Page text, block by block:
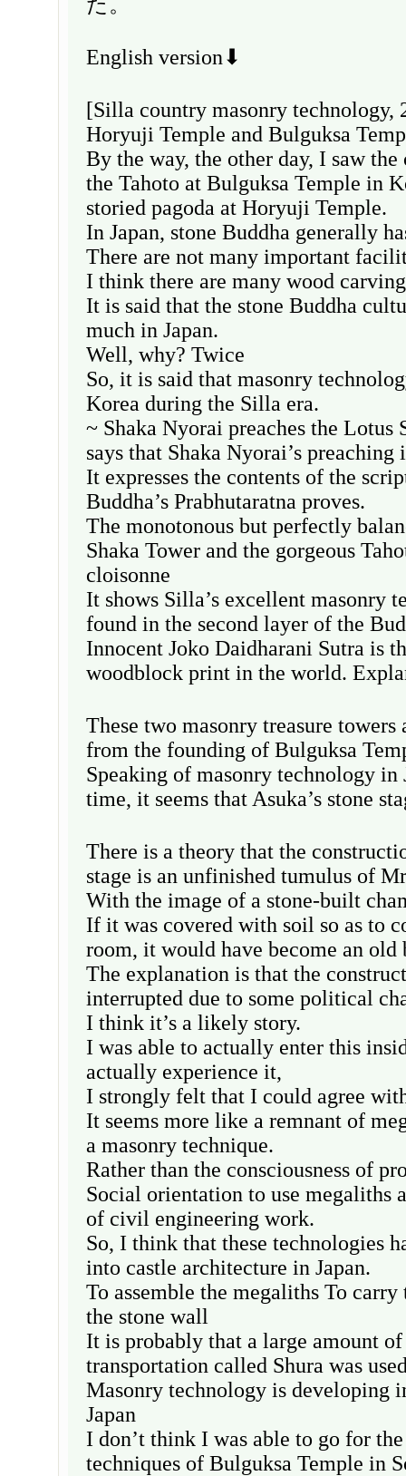
English version⬇
[Silla country masonry technology,
Horyuji Temple and Bulguksa
By the way, the other day, I saw the
the Tahoto at Bulguksa Temple in
storied pagoda at Horyuji Temple.
In Japan, stone Buddha generally
There are not many important
I think there are many wood
It is said that the stone Buddha
much in Japan.
Well, why? Twice
So, it is said that masonry
Korea during the Silla era.
~ Shaka Nyorai preaches the Lotus
says that Shaka Nyorai’s preaching
It expresses the contents of the
Buddha’s Prabhutaratna proves.
The monotonous but perfectly
Shaka Tower and the gorgeous
cloisonne
It shows Silla’s excellent masonry
found in the second layer of the
Innocent Joko Daidharani Sutra is
woodblock print in the world.
These two masonry treasure towers
from the founding of Bulguksa
Speaking of masonry technology in
time, it seems that Asuka’s stone
There is a theory that the
stage is an unfinished tumulus of
With the image of a stone-built
If it was covered with soil so as to
room, it would have become an old
The explanation is that the
interrupted due to some political
I think it’s a likely story.
I was able to actually enter this
actually experience it,
I strongly felt that I could agree
It seems more like a remnant of
a masonry technique.
Rather than the consciousness of
Social orientation to use megaliths
of civil engineering work.
So, I think that these technologies
into castle architecture in Japan.
To assemble the megaliths To
the stone wall
It is probably that a large amount
transportation called Shura was
Masonry technology is developing
Japan
I don’t think I was able to go for
techniques of Bulguksa Temple in